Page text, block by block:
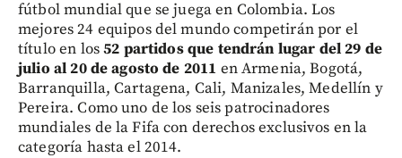
fútbol mundial que se juega en Colombia. Los
mejores 24 equipos del mundo competirán por el
título en los52 partidos que tendrán lugar del 29 de
julio al 20 de agosto de 2011 en Armenia, Bogotá,
Barranquilla, Cartagena, Cali, Manizales, Medellín y
Pereira. Como uno de los seis patrocinadores
mundiales de la Fifa con derechos exclusivos en la
categoría hasta el 2014.